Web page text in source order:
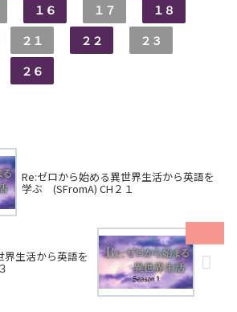
１６ １７
１８
２１ ２２
２３
２６
Re:ゼロから始める異世界生活から英語を
学ぶ (SFromA) CH２１
界生活から英語を